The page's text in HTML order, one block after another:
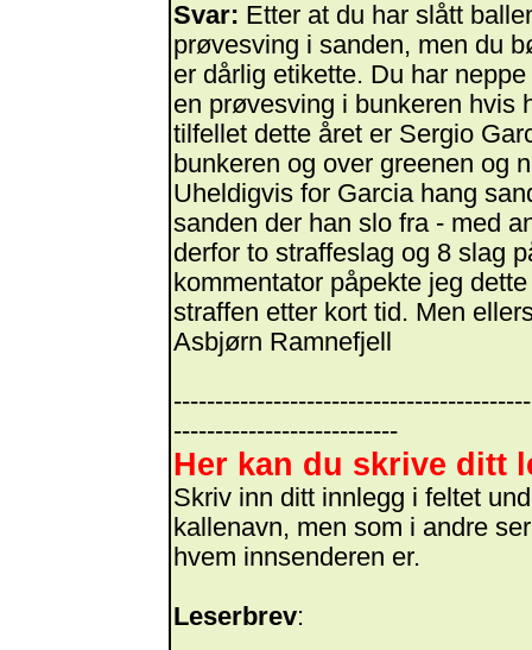
Svar: Etter at du har slått
prøvesving i sanden, men du
er dårlig etikette. Du har
en prøvesving i bunkeren hvis
tilfellet dette året er Sergio
bunkeren og over greenen og
Uheldigvis for Garcia hang
sanden der han slo fra - med
derfor to straffeslag og 8 slag
kommentator påpekte jeg
straffen etter kort tid. Men
Asbjørn Ramnefjell
---------------------------
Her kan du skrive ditt
Skriv inn ditt innlegg i feltet
kallenavn, men som i andre
hvem innsenderen er.
Leserbrev: